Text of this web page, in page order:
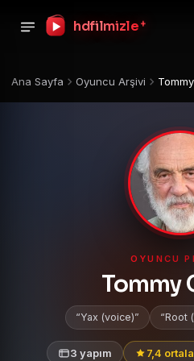
hdfilmizle +
Ana Sayfa Oyuncu Arşivi
OYUNCU
Tommy
Yax (voice) Root
3 yapım 7,4